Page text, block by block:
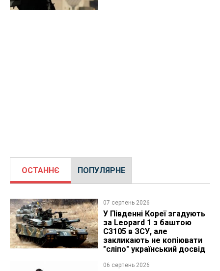
ОСТАННЄ ПОПУЛЯРНЕ
07 серпень 2026
У Південні Кореї згадують
за Leopard 1 з баштою
C3105 в ЗСУ, але
закликають не копіювати
"сліпо" український досвід
06 серпень 2026